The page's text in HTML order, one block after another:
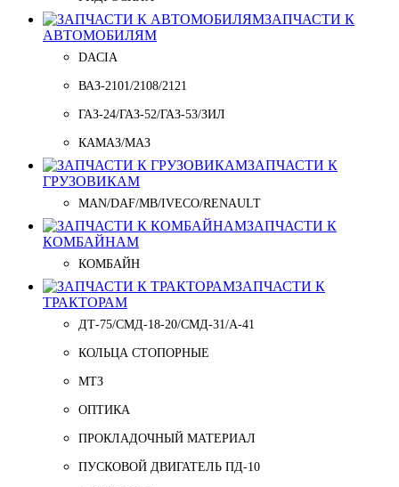
ЗАПЧАСТИ К
АВТОМОБИЛЯМ
DACIA
ВАЗ-2101/2108/2121
ГАЗ-24/ГАЗ-52/ГАЗ-53/ЗИЛ
КАМАЗ/МАЗ
ЗАПЧАСТИ К
ГРУЗОВИКАМ
MAN/DAF/MB/IVECO/RENAULT
ЗАПЧАСТИ К
КОМБАЙНАМ
КОМБАЙН
ЗАПЧАСТИ К
ТРАКТОРАМ
ДТ-75/СМД-18-20/СМД-31/A-41
КОЛЬЦА СТОПОРНЫЕ
МТЗ
ОПТИКА
ПРОКЛАДОЧНЫЙ МАТЕРИАЛ
ПУСКОВОЙ ДВИГАТЕЛЬ ПД-10